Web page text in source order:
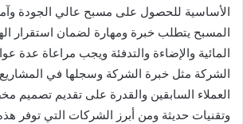
الأساسية للحصول على مسبح عالي الجودة
المسبح يتطلب خبرة ومهارة لضمان استقرار
المائية والإضاءة والتدفئة ويجب مراعاة عدة
الشركة مثل خبرة الشركة وسجلها في المشاريع
العملاء السابقين والقدرة على تقديم تصميم
وتقنيات حديثة ومن أبرز الشركات التي توفر